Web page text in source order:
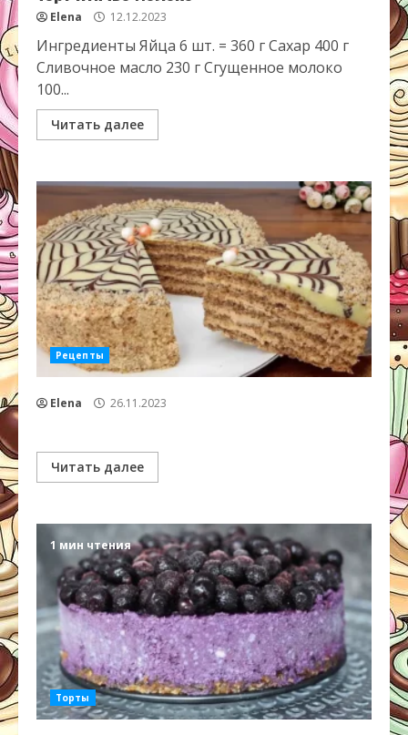
Elena 12.12.2023
Ингредиенты Яйца 6 шт. = 360 г Сахар 400 г
Сливочное масло 230 г Сгущенное молоко
100...
Читать далее
Рецепты
Elena 26.11.2023
Читать далее
1 мин чтения
Торты